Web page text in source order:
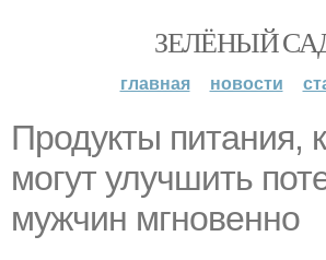
ЗЕЛЁНЫЙ
главная новости
Продукты питания,
могут улучшить
мужчин мгновенно